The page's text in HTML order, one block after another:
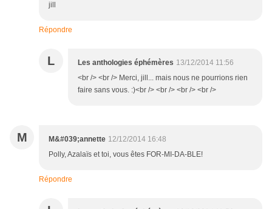
jill
Répondre
L Les anthologies éphémères 13/12/2014 11:56
<br /> <br /> Merci, jill... mais nous ne pourrions rien
faire sans vous. :)<br /> <br /> <br /> <br />
M M&#039;annette 12/12/2014 16:48
Polly, Azalaïs et toi, vous êtes FOR-MI-DA-BLE!
Répondre